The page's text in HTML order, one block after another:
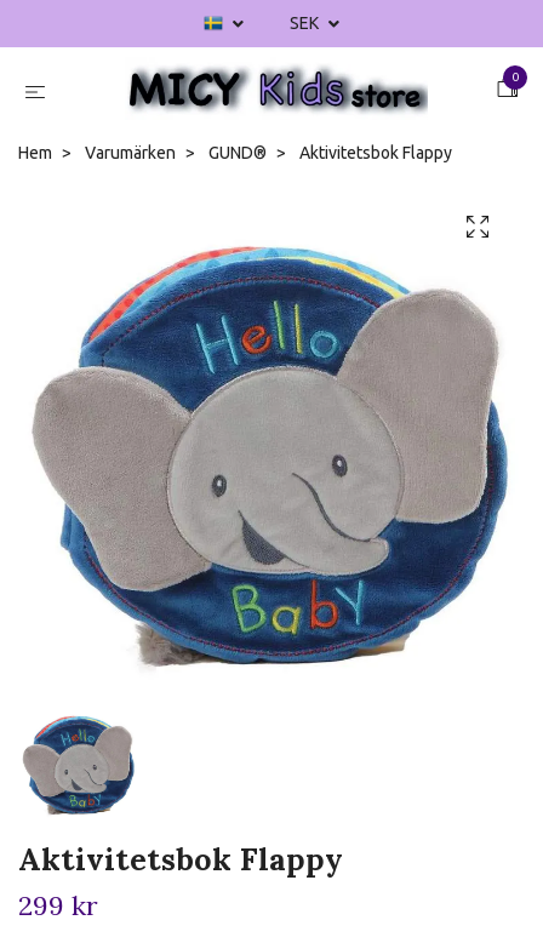
SEK
0
Hem Varumärken GUND® Aktivitetsbok Flappy
Aktivitetsbok Flappy
299 kr